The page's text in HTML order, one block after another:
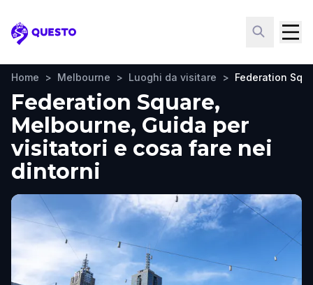
Questo
Home > Melbourne > Luoghi da visitare > Federation
Federation Square,
Melbourne, Guida per
visitatori e cosa fare nei
dintorni